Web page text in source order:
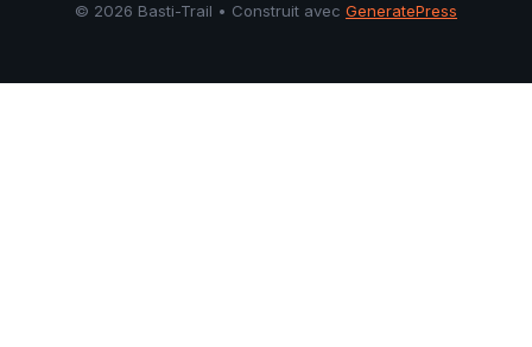
© 2026 Basti-Trail • Construit avec GeneratePress